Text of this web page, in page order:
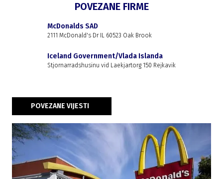
POVEZANE FIRME
McDonalds SAD
2111 McDonald's Dr IL 60523 Oak Brook
Iceland Government/Vlada Islanda
Stjornarradshusinu vid Laekjartorg 150 Rejkavik
POVEZANE VIJESTI